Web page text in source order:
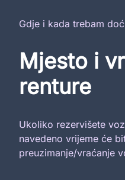
Gdje i kada trebam
Mjesto i
renture
Ukoliko rezervišete
navedeno vrijeme će
preuzimanje/vraćanje